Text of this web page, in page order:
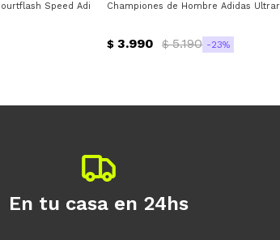
Speed Adidas - Blanco - Negro
Championes de Hombre Adidas
$ 3.990 $ 5.190 23
En tu casa en 24hs